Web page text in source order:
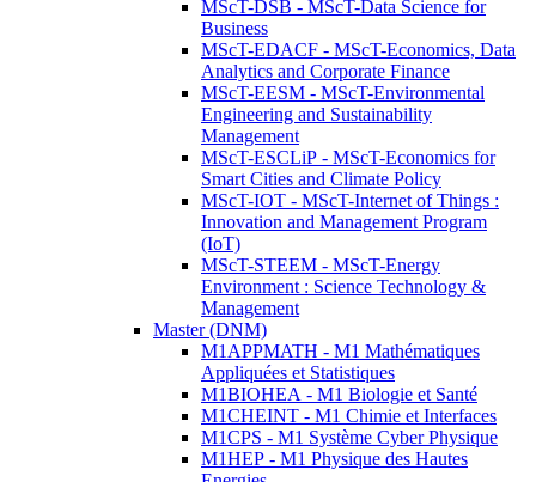
MScT-DSB - MScT-Data Science for
Business
MScT-EDACF - MScT-Economics, Data
Analytics and Corporate Finance
MScT-EESM - MScT-Environmental
Engineering and Sustainability
Management
MScT-ESCLiP - MScT-Economics for
Smart Cities and Climate Policy
MScT-IOT - MScT-Internet of Things :
Innovation and Management Program
(IoT)
MScT-STEEM - MScT-Energy
Environment : Science Technology &
Management
Master (DNM)
M1APPMATH - M1 Mathématiques
Appliquées et Statistiques
M1BIOHEA - M1 Biologie et Santé
M1CHEINT - M1 Chimie et Interfaces
M1CPS - M1 Système Cyber Physique
M1HEP - M1 Physique des Hautes